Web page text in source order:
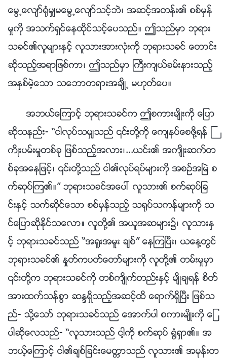
ေမြ႕ေလ်ာ္႐ုံမွ်မေမြ႕ေလ်ာ္သင့္ဘဲ၊ အဆင့္အတန္း၏ စစ္မွန္
မႈကို အသက္ရွင္ေနထိုင္သင့္ေပသည္။ ဤသည္မွာ ဘုရား
သခင္၏လူမ်ားႏွင့္ လူသားအားလုံးကို ဘုရားသခင္ ေတာင္း
ဆိုသည့္အရာျဖစ္ကာ၊ ဤသည္မွာ ႀကီးက်ယ္ခမ္းနားသည့္
အႏွစ္မဲ့ေသာ သေဘာတရားအခ်ိဳ႕ မဟုတ္ေပ။
အဘယ္ေၾကာင့္ ဘုရားသခင္က ဤစကားမ်ိဳးကို ေျပာ
ဆိုသနည္း- “ငါလုပ္သမွ်သည္ ၎တို႔ကို ေက်နပ္ေစဖို႔ရန္ ႀ
ကိဳးပမ္းမႈတစ္ခု ျဖစ္သည့္အလား၊...ယင္း၏ အက်ိဳးဆက္တ
စ္ခုအေနျဖင့္၊ ၎တို႔သည္ ငါ၏လုပ္ရပ္မ်ားကို အစဥ္အၿမဲ စ
က္ဆုပ္ၾက၏။” ဘုရားသခင္အေပၚ လူသား၏ စက္ဆုပ္ျခ
င္းႏွင့္ သက္ဆိုင္ေသာ စစ္မွန္သည့္ သ႐ုပ္သကန္မ်ားကို သ
င္ေျပာဆိုႏိုင္သေလာ။ လူတို႔၏ အယူအဆမ်ား၌၊ လူသားႏွ
င့္ ဘုရားသခင္သည္ “အ႐ူးအမူး ခ်စ္” ေနၾကၿပီး၊ ယေန႔တြင္
ဘုရားသခင္၏ ႏႈတ္ကပတ္ေတာ္မ်ားကို လူတို႔၏ တမ္းမႈမွာ
၎တို႔က ဘုရားသခင္ကို တစ္က်ိဳက္တည္းႏွင့္ မ်ိဳခ်ရန္ စိတ္
အားထက္သန္စြာ ဆႏၵရွိသည့္အဆင့္ထိ ေရာက္ရွိၿပီး ျဖစ္သ
ည္- သို႔ေသာ္ ဘုရားသခင္သည္ ေအာက္ပါ စကားမ်ိဳးကို ေျ
ပာဆိုေလသည္- “လူသားသည္ ငါ့ကို စက္ဆုပ္ ႐ြံရွာ၏။ အ
ဘယ့္ေၾကာင့္ ငါ၏ခ်စ္ျခင္းေမတၱာသည္ လူသား၏ အမုန္းတ